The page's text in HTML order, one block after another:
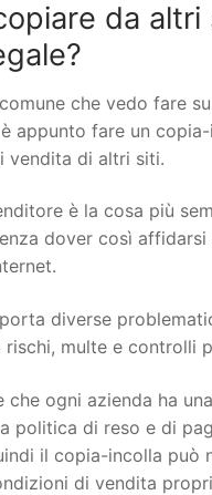
da altri
che vedo fare
appunto fare un
vendita di altri siti.
è la cosa più
dover così
diverse
rischi, multe e controlli
che ogni azienda ha
politica di reso e di
il copia-incolla può
di vendita